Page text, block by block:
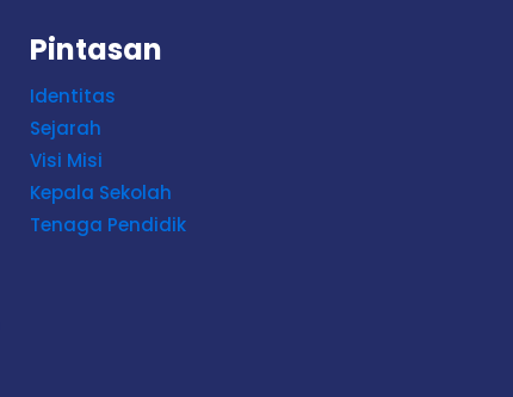
Pintasan
Identitas
Sejarah
Visi Misi
Kepala Sekolah
Tenaga Pendidik